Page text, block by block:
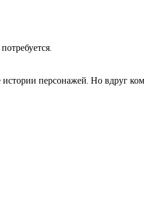
персонажей. Но вдруг